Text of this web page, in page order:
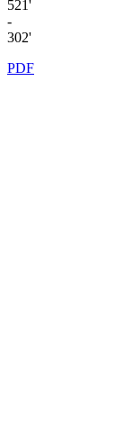
521'
-
302'
PDF